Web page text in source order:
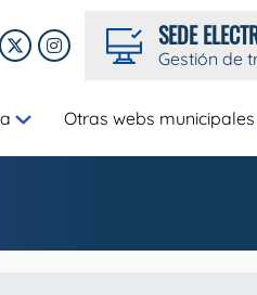
SEDE
Gestión de
Otras webs municipales